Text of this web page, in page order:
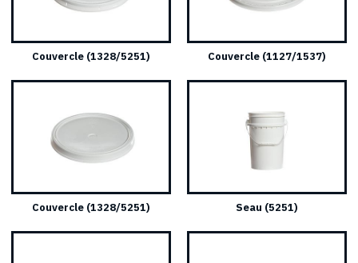
Couvercle (1328/5251) Couvercle (1127/1537)
Couvercle (1328/5251) Seau (5251)